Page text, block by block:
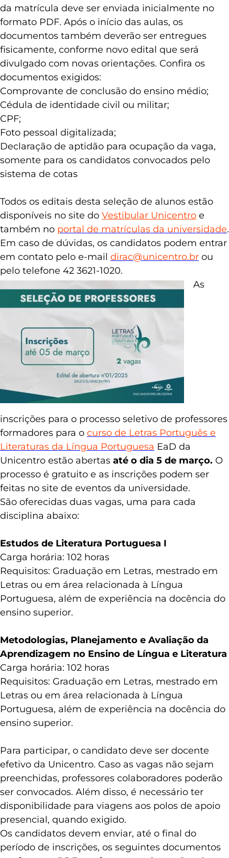
da matrícula deve ser enviada inicialmente no
formato PDF. Após o início das aulas, os
documentos também deverão ser entregues
fisicamente, conforme novo edital que será
divulgado com novas orientações. Confira os
documentos exigidos:
Comprovante de conclusão do ensino médio;
Cédula de identidade civil ou militar;
CPF;
Foto pessoal digitalizada;
Declaração de aptidão para ocupação da vaga,
somente para os candidatos convocados pelo
sistema de cotas
Todos os editais desta seleção de alunos estão
disponíveis no site do Vestibular Unicentro e
também no portal de matrículas da universidade.
Em caso de dúvidas, os candidatos podem entrar
em contato pelo e-mail dirac@unicentro.br ou
pelo telefone 42 3621-1020.
As
inscrições para o processo seletivo de professores
formadores para o curso de Letras Português e
Literaturas da Língua Portuguesa EaD da
Unicentro estão abertas até o dia 5 de março. O
processo é gratuito e as inscrições podem ser
feitas no site de eventos da universidade.
São oferecidas duas vagas, uma para cada
disciplina abaixo:
Estudos de Literatura Portuguesa I
Carga horária: 102 horas
Requisitos: Graduação em Letras, mestrado em
Letras ou em área relacionada à Língua
Portuguesa, além de experiência na docência do
ensino superior.
Metodologias, Planejamento e Avaliação da
Aprendizagem no Ensino de Língua e Literatura
Carga horária: 102 horas
Requisitos: Graduação em Letras, mestrado em
Letras ou em área relacionada à Língua
Portuguesa, além de experiência na docência do
ensino superior.
Para participar, o candidato deve ser docente
efetivo da Unicentro. Caso as vagas não sejam
preenchidas, professores colaboradores poderão
ser convocados. Além disso, é necessário ter
disponibilidade para viagens aos polos de apoio
presencial, quando exigido.
Os candidatos devem enviar, até o final do
período de inscrições, os seguintes documentos